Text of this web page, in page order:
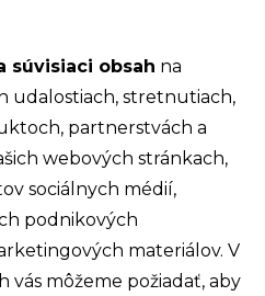
súvisiaci obsah na
udalostiach, stretnutiach,
partnerstvách a
webových stránkach,
sociálnych médií,
podnikových
materiálov. V
môžeme požiadať, aby